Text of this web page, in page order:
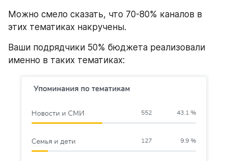
Можно смело сказать, что 70-80% каналов в
этих тематиках накручены.
Ваши подрядчики 50% бюджета реализовали
именно в таких тематиках: